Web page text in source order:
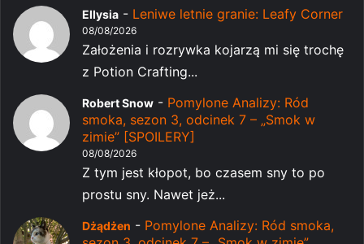
Ellysia - Leniwe letnie granie: Leafy Corner
08/08/2026
Założenia i rozrywka kojarzą mi się trochę
z Potion Crafting...
Robert Snow - Pomylone Analizy: Ród
smoka, sezon 3, odcinek 7 – „Smok w
zimie” [SPOILERY]
08/08/2026
Z tym jest kłopot, bo czasem sny to po
prostu sny. Nawet jeż...
Dżądżen - Pomylone Analizy: Ród smoka,